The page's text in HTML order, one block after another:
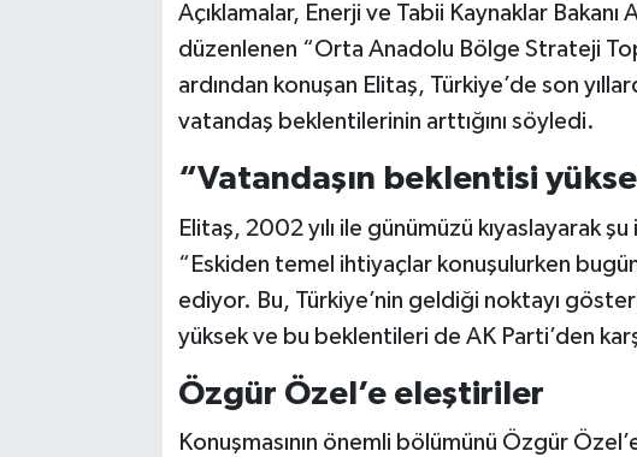
Açıklamalar, Enerji ve Tabii Kaynaklar Bakanı
düzenlenen “Orta Anadolu Bölge Strateji
ardından konuşan Elitaş, Türkiye’de son
vatandaş beklentilerinin arttığını söyledi.
“Vatandaşın beklentisi
Elitaş, 2002 yılı ile günümüzü kıyaslayarak
“Eskiden temel ihtiyaçlar konuşulurken
ediyor. Bu, Türkiye’nin geldiği noktayı
yüksek ve bu beklentileri de AK Parti’den
Özgür Özel’e eleştiriler
Konuşmasının önemli bölümünü Özgür
Sonsöz Özel